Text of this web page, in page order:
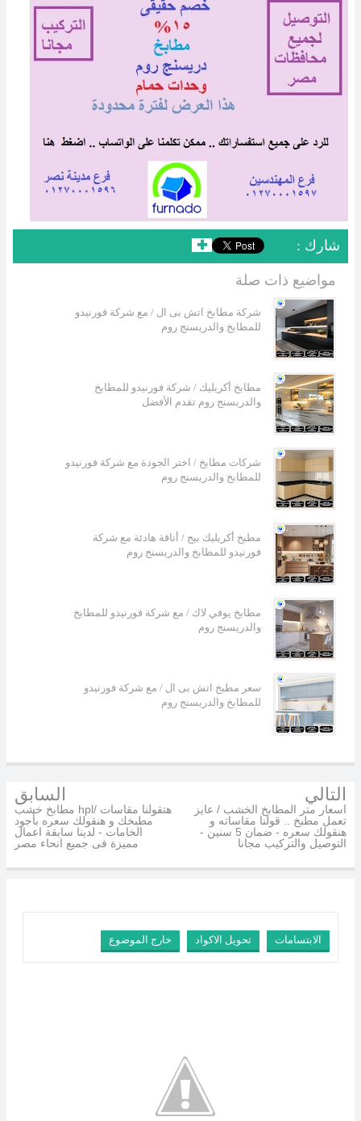
: شارك ✚
مواضيع ذات صلة
شركة مطابخ اتش بى ال / مع شركة فورنيدو
للمطابخ والدريسنج روم
مطابخ أكريليك / شركة فورنيدو للمطابخ
والدريسنج روم تقدم الأفضل
شركات مطابخ / اختر الجودة مع شركة فورنيدو
للمطابخ والدريسنج روم
مطبخ أكريليك بيج / أناقة هادئة مع شركة
فورنيدو للمطابخ والدريسنج روم
مطابخ يوفي لاك / مع شركة فورنيدو للمطابخ
والدريسنج روم
سعر مطبخ اتش بى ال / مع شركة فورنيدو
للمطابخ والدريسنج روم
التالي
اسعار متر المطابخ الخشب / عايز
تعمل مطبخ .. قولنا مقاساته و
هنقولك سعره - ضمان 5 سنين -
التوصيل والتركيب مجانا
السابق
مطابخ خشب hpl/ هتقولنا مقاسات
مطبخك و هنقولك سعره بأجود
الخامات - لدينا سابقة اعمال
مميزة فى جميع انحاء مصر
خارج الموضوع تحويل الاكواد الابتسامات